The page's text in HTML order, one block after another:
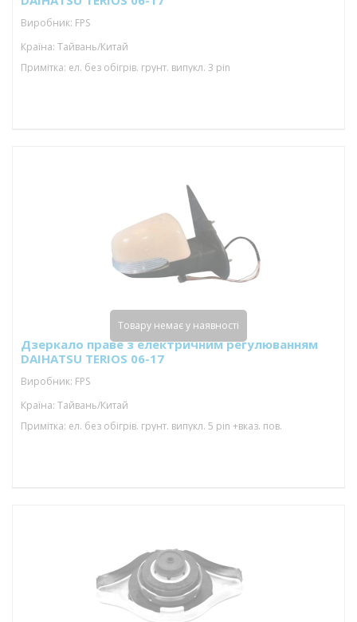
Виробник: FPS
Країна: Тайвань/Китай
Примітка: ел. без обігрів. грунт. випукл. 3 pin
Дзеркало праве з електричним регулюванням
DAIHATSU TERIOS 06-17
Виробник: FPS
Країна: Тайвань/Китай
Примітка: ел. без обігрів. грунт. випукл. 5 pin +вказ. пов.
Товару немає у наявності